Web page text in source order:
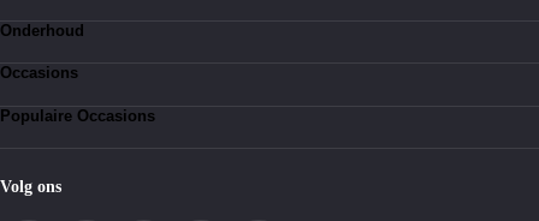
Suzuki
BYD
Onderhoud
Bandenservice
Werkplaatsafspraak
Occasions
Suzuki occasions
Populaire Occasions
Toyota Yaris occasions
Toyota Yaris Cross occasions
Volg ons